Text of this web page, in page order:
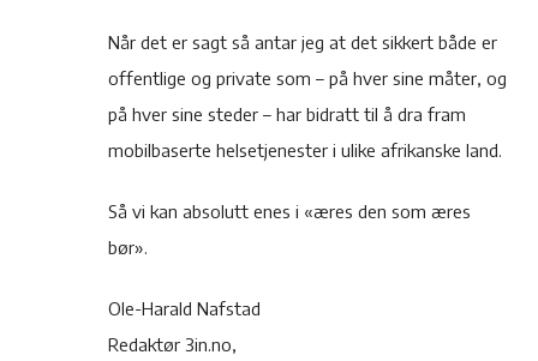
Når det er sagt så antar jeg at det sikkert både er
offentlige og private som – på hver sine måter, og
på hver sine steder – har bidratt til å dra fram
mobilbaserte helsetjenester i ulike afrikanske land.
Så vi kan absolutt enes i «æres den som æres
bør».
Ole-Harald Nafstad
Redaktør 3in.no,